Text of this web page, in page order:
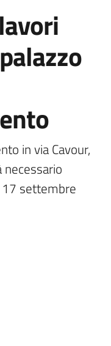
in via Cavour,
necessario
settembre